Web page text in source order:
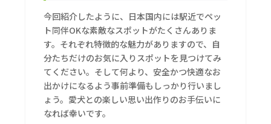
今回紹介したように、日本国内には駅近でペッ
ト同伴OKな素敵なスポットがたくさんありま
す。それぞれ特徴的な魅力がありますので、自
分たちだけのお気に入りスポットを見つけてみ
てください。そして何より、安全かつ快適なお
出かけになるよう事前準備もしっかり行いまし
ょう。愛犬との楽しい思い出作りのお手伝いに
なれば幸いです。